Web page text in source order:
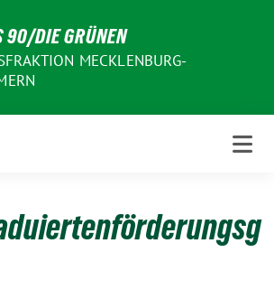
90/DIE GRÜNEN
MECKLENBURG-